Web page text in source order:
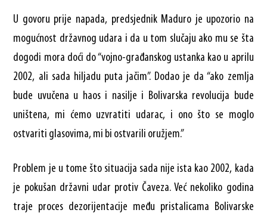
U govoru prije napada, predsjednik Maduro je upozorio na
mogućnost državnog udara i da u tom slučaju ako mu se šta
dogodi mora doći do “vojno-građanskog ustanka kao u aprilu
2002, ali sada hiljadu puta jačim”. Dodao je da “ako zemlja
bude uvučena u haos i nasilje i Bolivarska revolucija bude
uništena, mi ćemo uzvratiti udarac, i ono što se moglo
ostvariti glasovima, mi bi ostvarili oružjem.”
Problem je u tome što situacija sada nije ista kao 2002, kada
je pokušan državni udar protiv Čaveza. Već nekoliko godina
traje proces dezorijentacije među pristalicama Bolivarske